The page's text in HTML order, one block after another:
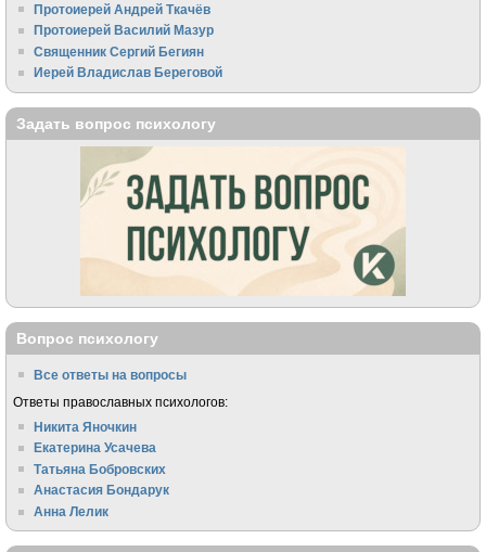
Протоиерей Андрей Ткачёв
Протоиерей Василий Мазур
Священник Сергий Бегиян
Иерей Владислав Береговой
Задать вопрос психологу
Вопрос психологу
Все ответы на вопросы
Ответы православных психологов:
Никита Яночкин
Екатерина Усачева
Татьяна Бобровских
Анастасия Бондарук
Анна Лелик